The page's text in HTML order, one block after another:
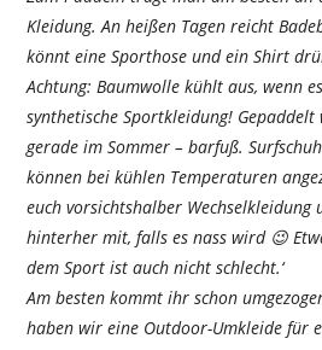
Kleidung. An heißen Tagen reicht
könnt eine Sporthose und ein Shirt
Achtung: Baumwolle kühlt aus, wenn
synthetische Sportkleidung!
gerade im Sommer – barfuß.
können bei kühlen Temperaturen
euch vorsichtshalber
hinterher mit, falls es nass wird 😉
dem Sport ist auch nicht schlecht.‘
Am besten kommt ihr schon
haben wir eine Outdoor-Umkleide für